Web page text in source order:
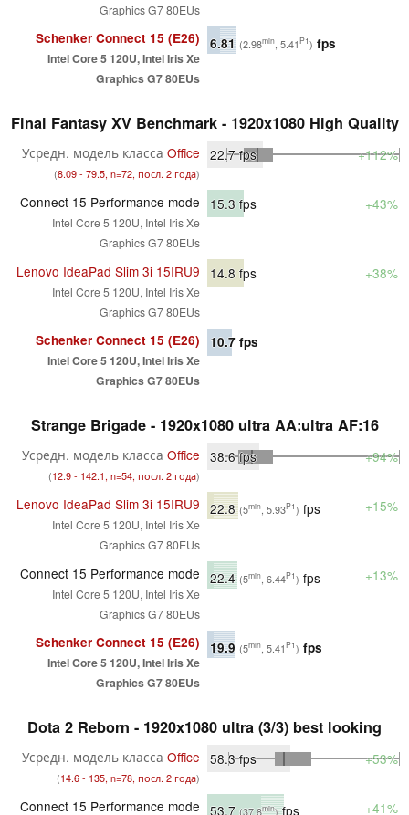
Graphics G7 80EUs
Schenker Connect 15 (E26)
Intel Core 5 120U, Intel Iris Xe
Graphics G7 80EUs
6.81 (2.98min , 5.41P1) fps
Final Fantasy XV Benchmark - 1920x1080 High Quality
Усредн. модель класса Office
(8.09 - 79.5, n=72, посл. 2 года)
22.7fps +112%
Connect 15 Performance mode
Intel Core 5 120U, Intel Iris Xe
Graphics G7 80EUs
15.3fps +43%
Lenovo IdeaPad Slim 3i 15IRU9
Intel Core 5 120U, Intel Iris Xe
Graphics G7 80EUs
14.8fps +38%
Schenker Connect 15 (E26)
Intel Core 5 120U, Intel Iris Xe
Graphics G7 80EUs
10.7 fps
Strange Brigade - 1920x1080 ultra AA:ultra AF:16
Усредн. модель класса Office
(12.9 - 142.1, n=54, посл. 2 года)
38.6fps +94%
Lenovo IdeaPad Slim 3i 15IRU9
Intel Core 5 120U, Intel Iris Xe
Graphics G7 80EUs
22.8 (5min , 5.93P1) fps +15%
Connect 15 Performance mode
Intel Core 5 120U, Intel Iris Xe
Graphics G7 80EUs
22.4 (5min , 6.44P1) fps +13%
Schenker Connect 15 (E26)
Intel Core 5 120U, Intel Iris Xe
Graphics G7 80EUs
19.9 (5min , 5.41P1) fps
Dota 2 Reborn - 1920x1080 ultra (3/3) best looking
Усредн. модель класса Office
(14.6 - 135, n=78, посл. 2 года)
58.3fps +53%
Connect 15 Performance mode 53.7 (37.8min)fps +41%